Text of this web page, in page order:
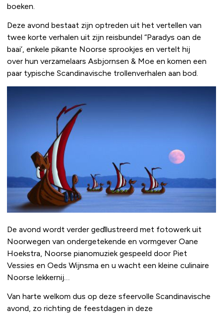
boeken.
Deze avond bestaat zijn optreden uit het vertellen van
twee korte verhalen uit zijn reisbundel “Paradys oan de
baai’, enkele pikante Noorse sprookjes en vertelt hij
over hun verzamelaars Asbjornsen & Moe en komen een
paar typische Scandinavische trollenverhalen aan bod.
De avond wordt verder geďllustreerd met fotowerk uit
Noorwegen van ondergetekende en vormgever Oane
Hoekstra, Noorse pianomuziek gespeeld door Piet
Vessies en Oeds Wijnsma en u wacht een kleine culinaire
Noorse lekkernij…
Van harte welkom dus op deze sfeervolle Scandinavische
avond, zo richting de feestdagen in deze